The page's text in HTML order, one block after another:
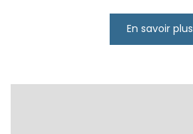
En savoir plus